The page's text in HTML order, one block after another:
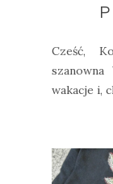
Cześć,
wakacje i,